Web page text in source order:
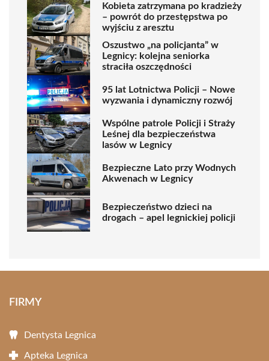
Kobieta zatrzymana po kradzieży
– powrót do przestępstwa po
wyjściu z aresztu
Oszustwo „na policjanta” w
Legnicy: kolejna seniorka
straciła oszczędności
95 lat Lotnictwa Policji – Nowe
wyzwania i dynamiczny rozwój
Wspólne patrole Policji i Straży
Leśnej dla bezpieczeństwa
lasów w Legnicy
Bezpieczne Lato przy Wodnych
Akwenach w Legnicy
Bezpieczeństwo dzieci na
drogach – apel legnickiej policji
FIRMY
Dentysta Legnica
Apteka Legnica